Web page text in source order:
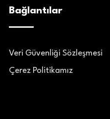
Bağlantılar
Veri Güvenliği Sözleşmesi
Çerez Politikamız